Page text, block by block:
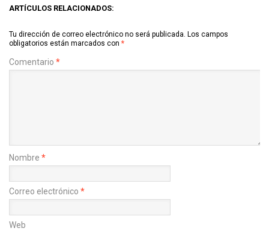
ARTÍCULOS RELACIONADOS:
Tu dirección de correo electrónico no será publicada. Los campos
obligatorios están marcados con *
Comentario *
Nombre *
Correo electrónico *
Web